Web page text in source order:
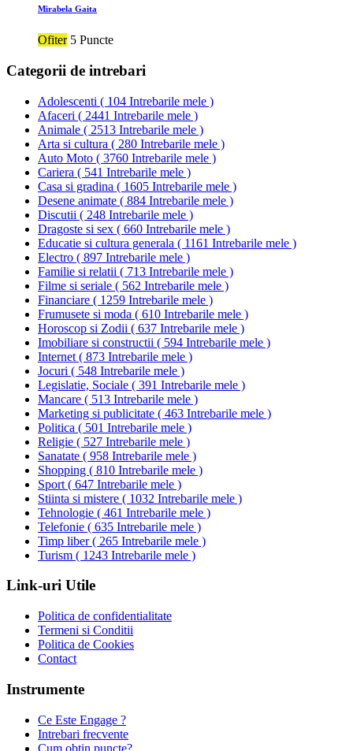
Mirabela Gaita
Ofiter 5 Puncte
Categorii de intrebari
Adolescenti ( 104 Intrebarile mele )
Afaceri ( 2441 Intrebarile mele )
Animale ( 2513 Intrebarile mele )
Arta si cultura ( 280 Intrebarile mele )
Auto Moto ( 3760 Intrebarile mele )
Cariera ( 541 Intrebarile mele )
Casa si gradina ( 1605 Intrebarile mele )
Desene animate ( 884 Intrebarile mele )
Discutii ( 248 Intrebarile mele )
Dragoste si sex ( 660 Intrebarile mele )
Educatie si cultura generala ( 1161 Intrebarile mele )
Electro ( 897 Intrebarile mele )
Familie si relatii ( 713 Intrebarile mele )
Filme si seriale ( 562 Intrebarile mele )
Financiare ( 1259 Intrebarile mele )
Frumusete si moda ( 610 Intrebarile mele )
Horoscop si Zodii ( 637 Intrebarile mele )
Imobiliare si constructii ( 594 Intrebarile mele )
Internet ( 873 Intrebarile mele )
Jocuri ( 548 Intrebarile mele )
Legislatie, Sociale ( 391 Intrebarile mele )
Mancare ( 513 Intrebarile mele )
Marketing si publicitate ( 463 Intrebarile mele )
Politica ( 501 Intrebarile mele )
Religie ( 527 Intrebarile mele )
Sanatate ( 958 Intrebarile mele )
Shopping ( 810 Intrebarile mele )
Sport ( 647 Intrebarile mele )
Stiinta si mistere ( 1032 Intrebarile mele )
Tehnologie ( 461 Intrebarile mele )
Telefonie ( 635 Intrebarile mele )
Timp liber( 265 Intrebarile mele )
Turism ( 1243 Intrebarile mele )
Link-uri Utile
Politica de confidentialitate
Termeni si Conditii
Politica de Cookies
Contact
Instrumente
Ce Este Engage ?
Intrebari frecvente
Cum obtin puncte?